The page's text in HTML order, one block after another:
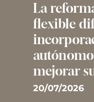
La
flexible
mejorar
20/07/2026